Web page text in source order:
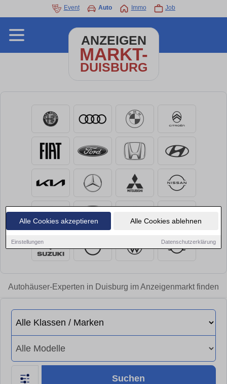
Alle Cookies akzeptieren Alle Cookies ablehnen
Einstellungen Datenschutzerklärung
Event Auto Immo Job
ANZEIGEN
MARKT-
DUISBURG
Autohäuser-Experten in Duisburg im Anzeigenmarkt finden
Suchen